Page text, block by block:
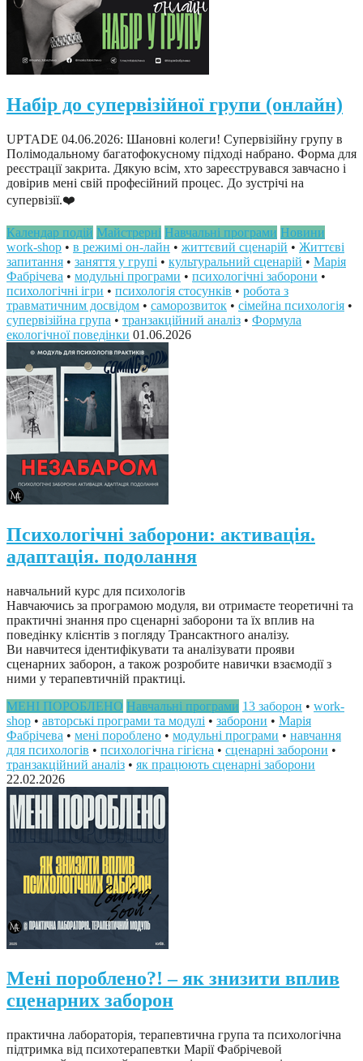
Набір до супервізійної групи (онлайн)
UPTADE 04.06.2026: Шановні колеги! Супервізійну групу в
Полімодальному багатофокусному підході набрано. Форма для
реєстрації закрита. Дякую всім, хто зареєструвався завчасно і
довірив мені свій професійний процес. До зустрічі на
супервізії.❤️
Календар подій Майстрерні Навчальні програми Новини
work-shop • в режимі он-лайн • життєвий сценарій • Життєві
запитання • заняття у групі • культуральний сценарій • Марія
Фабрічева • модульні програми • психологічні заборони •
психологічні ігри • психологія стосунків • робота з
травматичним досвідом • саморозвиток • сімейна психологія •
супервізійна група • транзакційний аналіз • Формула
екологічної поведінки 01.06.2026
Психологічні заборони: активація.
адаптація. подолання
навчальний курс для психологів
Навчаючись за програмою модуля, ви отримаєте теоретичні та
практичні знання про сценарні заборони та їх вплив на
поведінку клієнтів з погляду Трансактного аналізу.
Ви навчитеся ідентифікувати та аналізувати прояви
сценарних заборон, а також розробите навички взаємодії з
ними у терапевтичній практиці.
МЕНІ ПОРОБЛЕНО Навчальні програми 13 заборон • work-
shop • авторські програми та модулі • заборони • Марія
Фабрічева • мені пороблено • модульні програми • навчання
для психологів • психологічна гігієна • сценарні заборони •
транзакційний аналіз • як працюють сценарні заборони
22.02.2026
Мені пороблено?! – як знизити вплив
сценарних заборон
практична лабораторія, терапевтична група та психологічна
підтримка від психотерапевтки Марії Фабрічевой